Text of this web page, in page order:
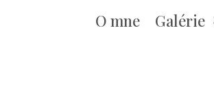
O mne Galérie